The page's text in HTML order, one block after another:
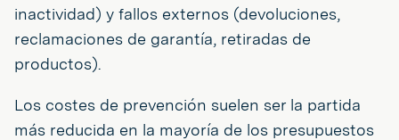
inactividad) y fallos externos (devoluciones,
reclamaciones de garantía, retiradas de
productos).
Los costes de prevención suelen ser la partida
más reducida en la mayoría de los presupuestos